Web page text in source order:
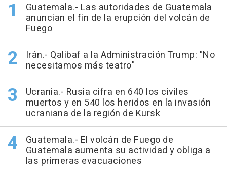
Guatemala.- Las autoridades de Guatemala
anuncian el fin de la erupción del volcán de
Fuego
Irán.- Qalibaf a la Administración Trump: "No
necesitamos más teatro"
Ucrania.- Rusia cifra en 640 los civiles
muertos y en 540 los heridos en la invasión
ucraniana de la región de Kursk
Guatemala.- El volcán de Fuego de
Guatemala aumenta su actividad y obliga a
las primeras evacuaciones